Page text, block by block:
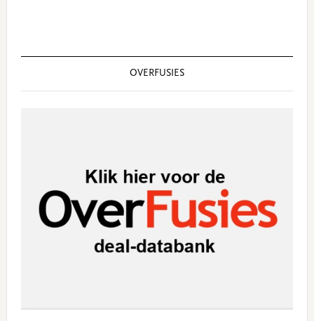
OVERFUSIES